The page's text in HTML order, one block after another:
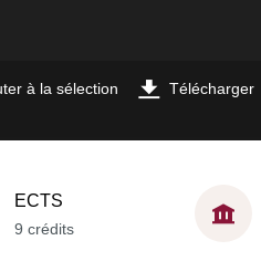
à la sélection Télécharger
ECTS
9 crédits